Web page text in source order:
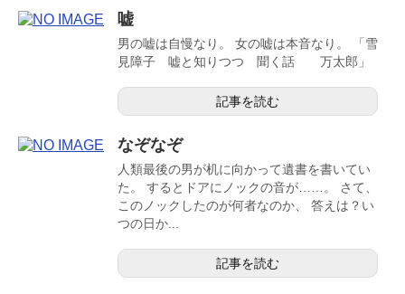
嘘
男の嘘は自慢なり。 女の嘘は本音なり。 「雪
見障子 嘘と知りつつ 聞く話 万太郎」
記事を読む
なぞなぞ
人類最後の男が机に向かって遺書を書いてい
た。 するとドアにノックの音が……。 さて、
このノックしたのが何者なのか、 答えは？い
つの日か...
記事を読む